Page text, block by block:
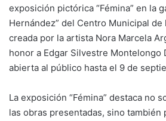
exposición pictórica “Fémina” en la
Hernández” del Centro Municipal de
creada por la artista Nora Marcela
honor a Edgar Silvestre Montelongo
abierta al público hasta el 9 de
La exposición “Fémina” destaca no
las obras presentadas, sino también